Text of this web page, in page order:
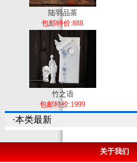
陆羽品茶
包邮特价:888
竹之语
包邮特价:1999
·本类最新
关于我们